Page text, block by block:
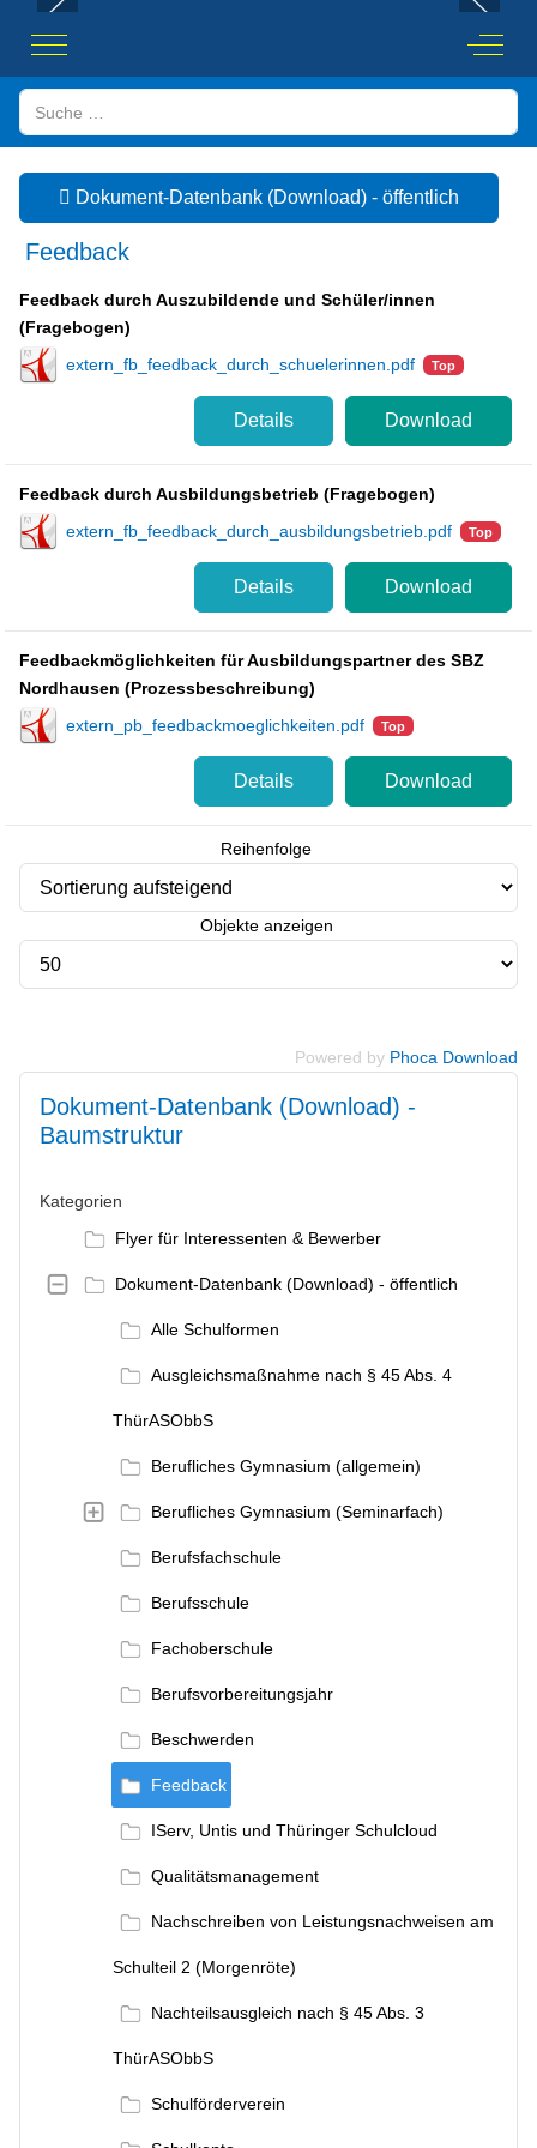
Mobile Menu Toggle Off-
Suchen
Dokument-Datenbank (Download) - öffentlich
Feedback
Feedback durch Auszubildende und Schüler/innen
(Fragebogen)
extern_fb_feedback_durch_schuelerinnen.pdf
Top
Download
Details
Feedback durch Ausbildungsbetrieb (Fragebogen)
extern_fb_feedback_durch_ausbildungsbetrieb.pdf
Top
Download
Details
Feedbackmöglichkeiten für Ausbildungspartner des SBZ
Nordhausen (Prozessbeschreibung)
extern_pb_feedbackmoeglichkeiten.pdf
Top
Download
Details
Reihenfolge
Objekte anzeigen
Powered by Phoca Download
Dokument-Datenbank (Download) -
Baumstruktur
Kategorien
Flyer für Interessenten & Bewerber
Dokument-Datenbank (Download) - öffentlich
Alle Schulformen
Ausgleichsmaßnahme nach § 45 Abs. 4
ThürASObbS
Berufliches Gymnasium (allgemein)
Berufliches Gymnasium (Seminarfach)
Berufsfachschule
Berufsschule
Fachoberschule
Berufsvorbereitungsjahr
Beschwerden
Feedback
IServ, Untis und Thüringer Schulcloud
Qualitätsmanagement
Nachschreiben von Leistungsnachweisen am
Schulteil 2 (Morgenröte)
Nachteilsausgleich nach § 45 Abs. 3
ThürASObbS
Schulförderverein